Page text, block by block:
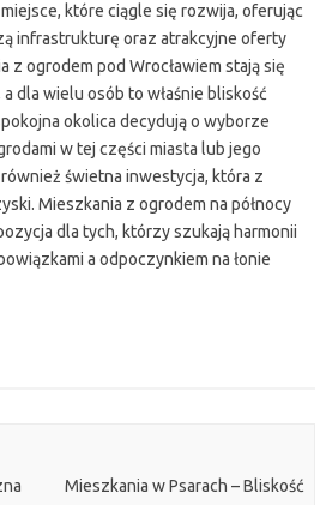
które ciągle się rozwija, oferując
infrastrukturę oraz atrakcyjne oferty
z ogrodem pod Wrocławiem stają się
dla wielu osób to właśnie bliskość
okolica decydują o wyborze
w tej części miasta lub jego
świetna inwestycja, która z
Mieszkania z ogrodem na północy
dla tych, którzy szukają harmonii
a odpoczynkiem na łonie
Mieszkania w Psarach – Bliskość